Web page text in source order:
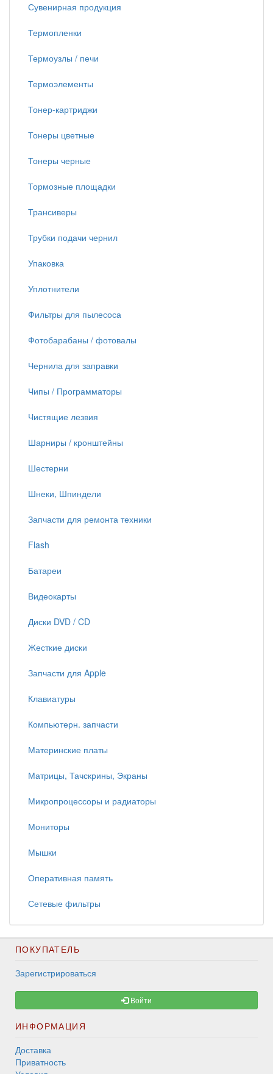
Сувенирная продукция
Термопленки
Термоузлы / печи
Термоэлементы
Тонер-картриджи
Тонеры цветные
Тонеры черные
Тормозные площадки
Трансиверы
Трубки подачи чернил
Упаковка
Уплотнители
Фильтры для пылесоса
Фотобарабаны / фотовалы
Чернила для заправки
Чипы / Программаторы
Чистящие лезвия
Шарниры / кронштейны
Шестерни
Шнеки, Шпиндели
Запчасти для ремонта техники
Flash
Батареи
Видеокарты
Диски DVD / CD
Жесткие диски
Запчасти для Apple
Клавиатуры
Компьютерн. запчасти
Материнские платы
Матрицы, Тачскрины, Экраны
Микропроцессоры и радиаторы
Мониторы
Мышки
Оперативная память
Сетевые фильтры
ПОКУПАТЕЛЬ
Зарегистрироваться
Войти
ИНФОРМАЦИЯ
Доставка
Приватность